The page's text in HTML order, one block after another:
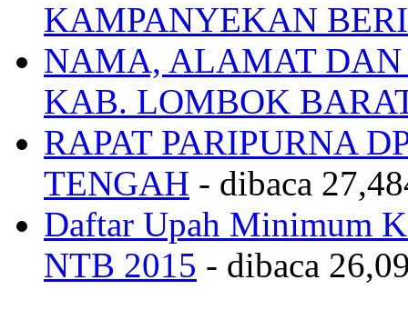
KAMPANYEKAN
NAMA, ALAMAT DAN
KAB. LOMBOK
RAPAT PARIPURNA
TENGAH - dibaca
Daftar Upah Minimum
NTB 2015 - dibaca